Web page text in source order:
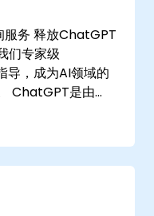
域： GPT-4 是
更安全、更有用
力和协作性。它
完成创意和技术
本或学习用户的
图像系统往往忽略
示工程。 DALL·E
提供的文本的图像
创建视频 Sora 是
务 释放ChatGPT
们专家级
，成为AI领域的
ChatGPT是由
据接收到的输入
，该模型经过
基于聊天的应用中
强当前或未来的